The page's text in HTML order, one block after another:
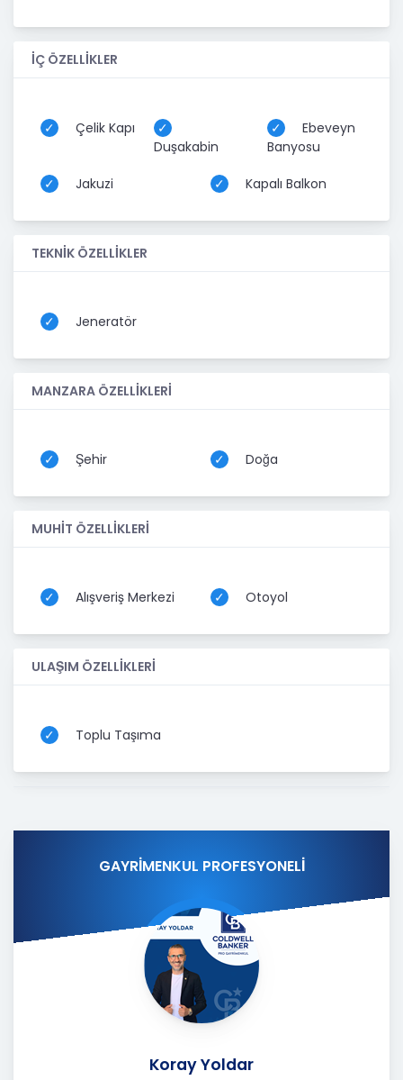
İÇ ÖZELLİKLER
Çelik Kapı
Duşakabin
Ebeveyn
Banyosu
Jakuzi Kapalı Balkon
TEKNİK ÖZELLİKLER
Jeneratör
MANZARA ÖZELLİKLERİ
Şehir Doğa
MUHİT ÖZELLİKLERİ
Alışveriş Merkezi Otoyol
ULAŞIM ÖZELLİKLERİ
Toplu Taşıma
GAYRİMENKUL PROFESYONELİ
Koray Yoldar